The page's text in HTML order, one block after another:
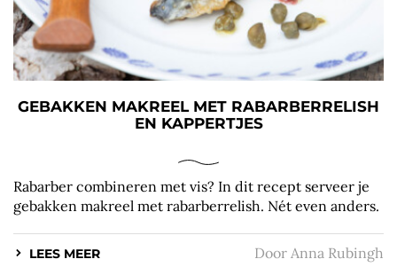
GEBAKKEN MAKREEL MET RABARBERRELISH
EN KAPPERTJES
Rabarber combineren met vis? In dit recept serveer je
gebakken makreel met rabarberrelish. Nét even anders.
LEES MEER Door Anna Rubingh